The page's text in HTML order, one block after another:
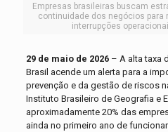
Empresas brasileiras buscam
continuidade dos negócios
interrupções
29 de maio de 2026– A alta taxa
Brasil acende um alerta para a
prevenção e da gestão de riscos
Instituto Brasileiro de Geografia e
aproximadamente 20% das
ainda no primeiro ano de